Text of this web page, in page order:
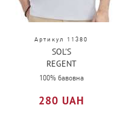
Артикул 11380
SOL'S
REGENT
100% бавовна
280 UAH